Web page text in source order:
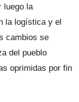
luego la
la logística y el
cambios se
del pueblo
oprimidas por fin